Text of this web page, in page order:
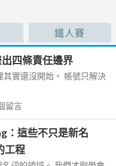
鐵人賽
四條責任邊界
實還沒開始。 帳號只解決
留言
：這些不只是新名
工程